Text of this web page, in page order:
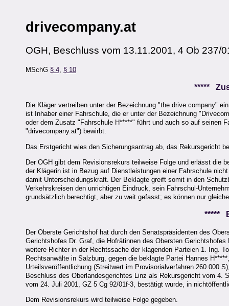
drivecompany.at
OGH, Beschluss vom 13.11.2001, 4 Ob 237/
MSchG § 4, § 10
*****
Die Kläger vertreiben unter der Bezeichnung "the drive company"
ist Inhaber einer Fahrschule, die er unter der Bezeichnung
oder dem Zusatz "Fahrschule H*****" führt und auch so auf seinen
"drivecompany.at") bewirbt.
Das Erstgericht wies den Sicherungsantrag ab, das Rekursgericht
Der OGH gibt dem Revisionsrekurs teilweise Folge und erlässt die
der Klägerin ist in Bezug auf Dienstleistungen einer Fahrschule
damit Unterscheidungskraft. Der Beklagte greift somit in den
Verkehrskreisen den unrichtigen Eindruck, sein Fahrschul-
grundsätzlich berechtigt, aber zu weit gefasst; es können nur
*****
Der Oberste Gerichtshof hat durch den Senatspräsidenten des
Gerichtshofes Dr. Graf, die Hofrätinnen des Obersten
weitere Richter in der Rechtssache der klagenden Parteien 1. Ing.
Rechtsanwälte in Salzburg, gegen die beklagte Partei Hannes
Urteilsveröffentlichung (Streitwert im Provisorialverfahren 260.000
Beschluss des Oberlandesgerichtes Linz als Rekursgericht vom 4.
vom 24. Juli 2001, GZ 5 Cg 92/01f-3, bestätigt wurde, in
Dem Revisionsrekurs wird teilweise Folge gegeben.